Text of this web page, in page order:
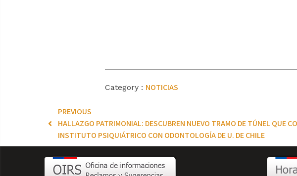
Category : NOTICIAS
PREVIOUS
HALLAZGO PATRIMONIAL: DESCUBREN NUEVO TRAMO DE TÚNEL QUE
INSTITUTO PSIQUIÁTRICO CON ODONTOLOGÍA DE U. DE CHILE